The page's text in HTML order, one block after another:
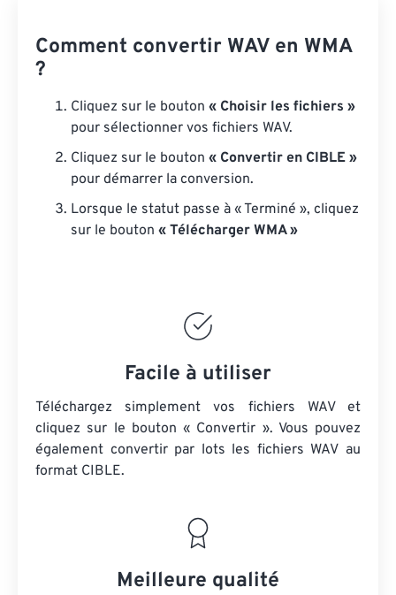
Comment convertir WAV en WMA
?
Cliquez sur le bouton « Choisir les fichiers »
pour sélectionner vos fichiers WAV.
Cliquez sur le bouton « Convertir en CIBLE »
pour démarrer la conversion.
Lorsque le statut passe à « Terminé », cliquez
sur le bouton « Télécharger WMA »
Facile à utiliser
Téléchargez simplement vos fichiers WAV et
cliquez sur le bouton « Convertir ». Vous pouvez
également convertir par lots les fichiers WAV au
format CIBLE.
Meilleure qualité